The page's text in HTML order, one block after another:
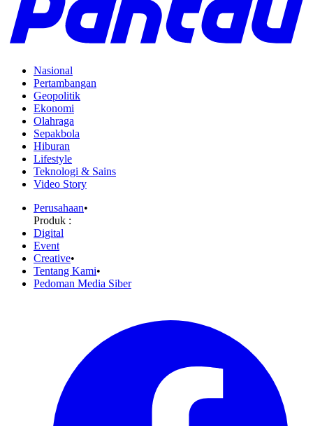
Nasional
Pertambangan
Geopolitik
Ekonomi
Olahraga
Sepakbola
Hiburan
Lifestyle
Teknologi & Sains
Video Story
Perusahaan•
Produk :
Digital
Event
Creative•
Tentang Kami•
Pedoman Media Siber